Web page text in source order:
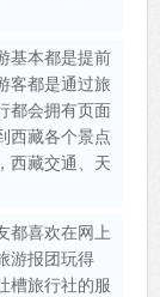
基本都是提前
客都是通过旅
都会拥有页面
西藏各个景点
西藏交通、天
都喜欢在网上
游报团玩得
槽旅行社的服